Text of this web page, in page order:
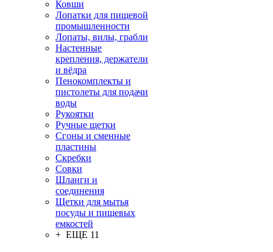
Ковши
Лопатки для пищевой
промышленности
Лопаты, вилы, грабли
Настенные
крепления, держатели
и вёдра
Пенокомплекты и
пистолеты для подачи
воды
Рукоятки
Ручные щетки
Сгоны и сменные
пластины
Скребки
Совки
Шланги и
соединения
Щетки для мытья
посуды и пищевых
емкостей
+ ЕЩЕ 11